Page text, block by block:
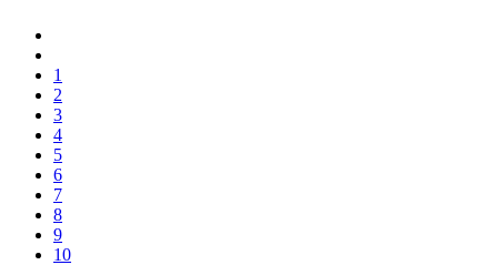
1
2
3
4
5
6
7
8
9
10